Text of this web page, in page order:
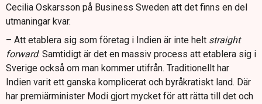
Cecilia Oskarsson på Business Sweden att det finns en del
utmaningar kvar.
– Att etablera sig som företag i Indien är inte helt straight
forward. Samtidigt är det en massiv process att etablera sig i
Sverige också om man kommer utifrån. Traditionellt har
Indien varit ett ganska komplicerat och byråkratiskt land. Där
har premiärminister Modi gjort mycket för att rätta till det och